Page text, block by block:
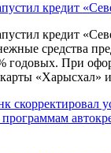
кредит
кредит
средства
годовых. При
«Харысхал»